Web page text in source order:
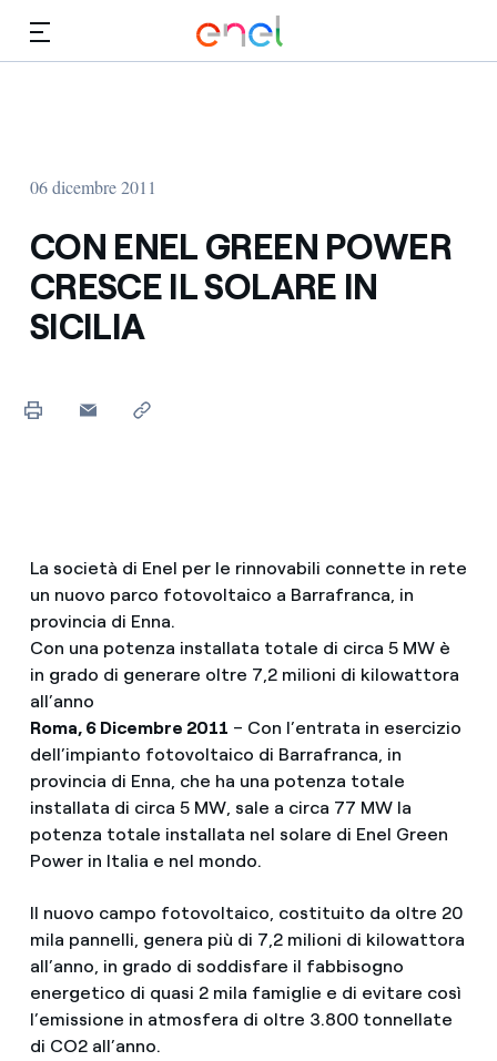
06 dicembre 2011
CON ENEL GREEN POWER
CRESCE IL SOLARE IN
SICILIA
La società di Enel per le rinnovabili connette in rete
un nuovo parco fotovoltaico a Barrafranca, in
provincia di Enna.
Con una potenza installata totale di circa 5 MW è
in grado di generare oltre 7,2 milioni di kilowattora
all’anno
Roma, 6 Dicembre 2011 – Con l’entrata in esercizio
dell’impianto fotovoltaico di Barrafranca, in
provincia di Enna, che ha una potenza totale
installata di circa 5 MW, sale a circa 77 MW la
potenza totale installata nel solare di Enel Green
Power in Italia e nel mondo.
Il nuovo campo fotovoltaico, costituito da oltre 20
mila pannelli, genera più di 7,2 milioni di kilowattora
all’anno, in grado di soddisfare il fabbisogno
energetico di quasi 2 mila famiglie e di evitare così
l’emissione in atmosfera di oltre 3.800 tonnellate
di CO2 all’anno.